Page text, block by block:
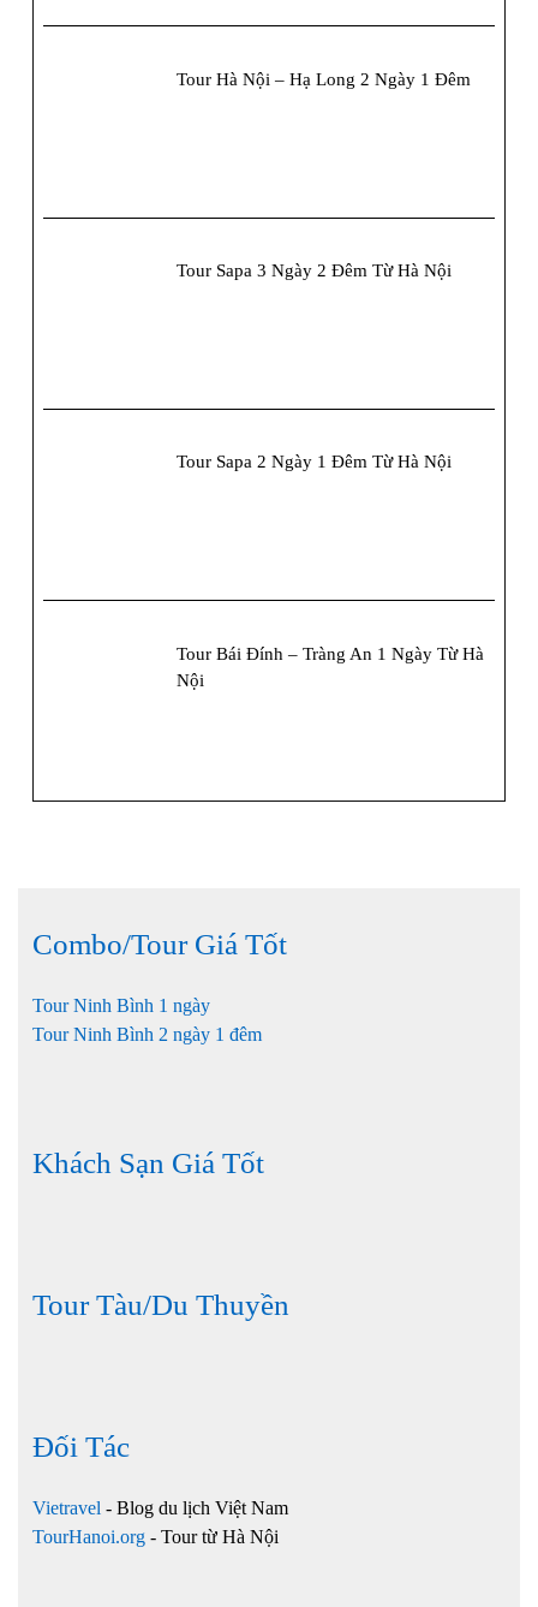
Lỡ
Tour Hà Nội – Hạ Long 2 Ngày 1 Đêm
Tour Sapa 3 Ngày 2 Đêm Từ Hà Nội
Tour Sapa 2 Ngày 1 Đêm Từ Hà Nội
Tour Bái Đính – Tràng An 1 Ngày Từ Hà
Nội
Combo/Tour Giá Tốt
Tour Ninh Bình 1 ngày
Tour Ninh Bình 2 ngày 1 đêm
Khách Sạn Giá Tốt
Tour Tàu/Du Thuyền
Đối Tác
Vietravel - Blog du lịch Việt Nam
TourHanoi.org - Tour từ Hà Nội